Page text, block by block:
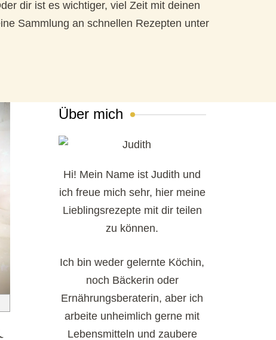
dir ist es wichtiger, viel Zeit mit deinen
Sammlung an schnellen Rezepten unter
Über mich
Hi! Mein Name ist Judith und
ich freue mich sehr, hier meine
Lieblingsrezepte mit dir teilen
zu können.
Ich bin weder gelernte Köchin,
noch Bäckerin oder
Ernährungsberaterin, aber ich
arbeite unheimlich gerne mit
Lebensmitteln und zaubere